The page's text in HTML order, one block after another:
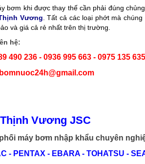
bơm khi được thay thế cần phải đúng
Vương . Tất cả các loại phớt mà
và giá cả rẻ nhất trên thị trường.
hệ:
490 236 - 0936 995 663 - 0975 135 635
Vương JSC
máy bơm nhập khẩu chuyên
- PENTAX - EBARA - TOHATSU -